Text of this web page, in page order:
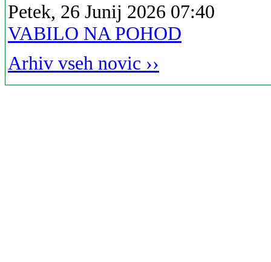
Petek, 26 Junij 2026 07:40
VABILO NA POHOD
Arhiv vseh novic ››